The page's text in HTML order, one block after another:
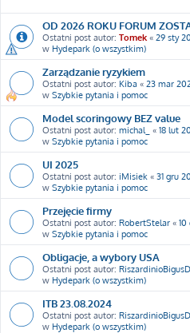
OD 2026 ROKU FORUM
Ostatni post autor: Tomek « 29 sty
w Hydepark (o wszystkim)
Zarządzanie ryzykiem
Ostatni post autor: Kiba « 23 mar
w Szybkie pytania i pomoc
Model scoringowy BEZ value
Ostatni post autor: michal_ « 18 lut
w Szybkie pytania i pomoc
UI 2025
Ostatni post autor: iMisiek « 31 gru
w Szybkie pytania i pomoc
Przejęcie firmy
Ostatni post autor: RobertStelar « 10
w Szybkie pytania i pomoc
Obligacje, a wybory USA
Ostatni post autor:
w Hydepark (o wszystkim)
ITB 23.08.2024
Ostatni post autor:
w Hydepark (o wszystkim)